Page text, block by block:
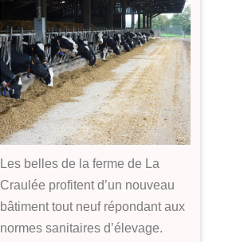
Les belles de la ferme de La
Craulée profitent d’un nouveau
bâtiment tout neuf répondant aux
normes sanitaires d’élevage.